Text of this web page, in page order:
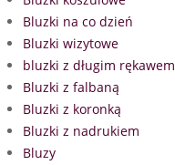
Bluzki na co dzień
Bluzki wizytowe
bluzki z długim rękawem
Bluzki z falbaną
Bluzki z koronką
Bluzki z nadrukiem
Bluzy